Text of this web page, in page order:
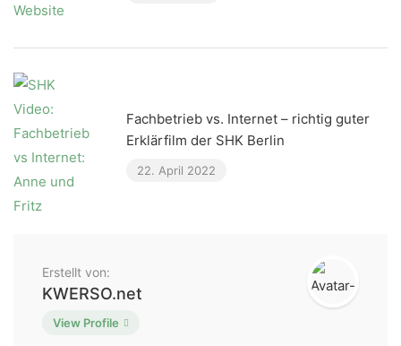
Fachbetrieb vs. Internet – richtig guter
Erklärfilm der SHK Berlin
22. April 2022
Erstellt von:
KWERSO.net
View Profile